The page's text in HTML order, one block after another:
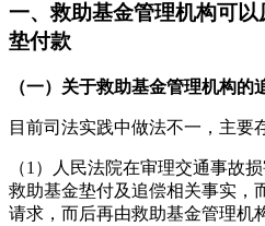
一、救助基金管理机构可
垫付款
（一）关于救助基金管理机构的
目前司法实践中做法不一，主要
（1）人民法院在审理交通事故
救助基金垫付及追偿相关事实，
请求，而后再由救助基金管理机